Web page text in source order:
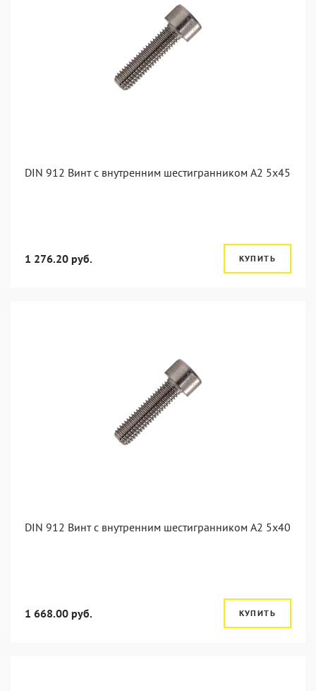
DIN 912 Винт с внутренним шестигранником А2 5х45
1 276.20 руб. КУПИТЬ
DIN 912 Винт с внутренним шестигранником А2 5х40
1 668.00 руб. КУПИТЬ